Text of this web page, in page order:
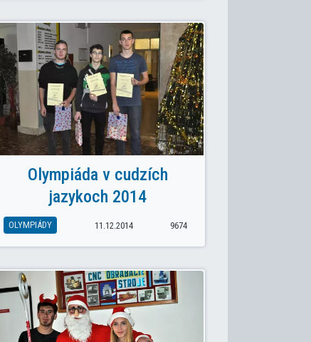
Olympiáda v cudzích
jazykoch 2014
OLYMPIÁDY 11.12.2014 9674